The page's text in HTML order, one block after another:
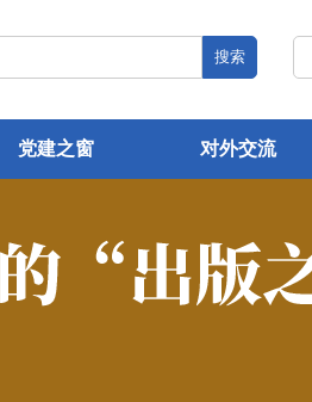
搜索
党建之窗 对外交流